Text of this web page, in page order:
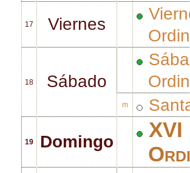
17 Viernes
18 Sábado
m
19 Domingo
XVI